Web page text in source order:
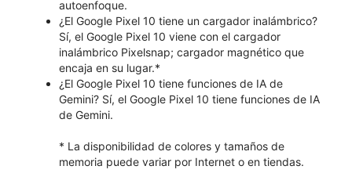
autoenfoque.
¿El Google Pixel 10 tiene un cargador inalámbrico?
Sí, el Google Pixel 10 viene con el cargador
inalámbrico Pixelsnap; cargador magnético que
encaja en su lugar.*
¿El Google Pixel 10 tiene funciones de IA de
Gemini? Sí, el Google Pixel 10 tiene funciones de IA
de Gemini.
* La disponibilidad de colores y tamaños de
memoria puede variar por Internet o en tiendas.